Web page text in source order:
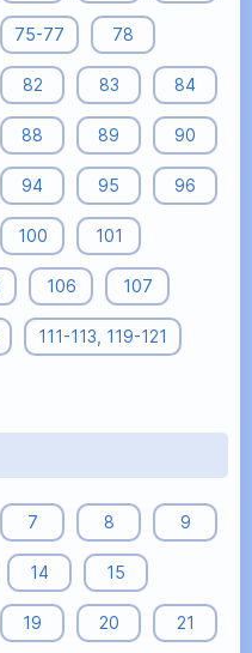
75-77 78
82 83 84
88 89 90
94 95 96
100 101
106 107
111-113, 119-121
7 8 9
14 15
19 20 21